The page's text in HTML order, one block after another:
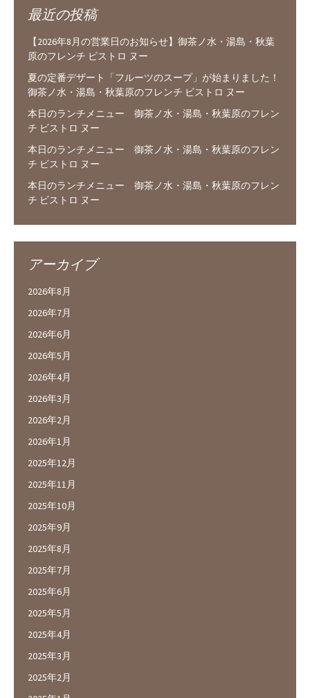
最近の投稿
【2026年8月の営業日のお知らせ】御茶ノ水・湯島・秋葉
原のフレンチ ビストロ ヌー
夏の定番デザート「フルーツのスープ」が始まりました！
御茶ノ水・湯島・秋葉原のフレンチ ビストロ ヌー
本日のランチメニュー 御茶ノ水・湯島・秋葉原のフレン
チ ビストロ ヌー
本日のランチメニュー 御茶ノ水・湯島・秋葉原のフレン
チ ビストロ ヌー
本日のランチメニュー 御茶ノ水・湯島・秋葉原のフレン
チ ビストロ ヌー
アーカイブ
2026年8月
2026年7月
2026年6月
2026年5月
2026年4月
2026年3月
2026年2月
2026年1月
2025年12月
2025年11月
2025年10月
2025年9月
2025年8月
2025年7月
2025年6月
2025年5月
2025年4月
2025年3月
2025年2月